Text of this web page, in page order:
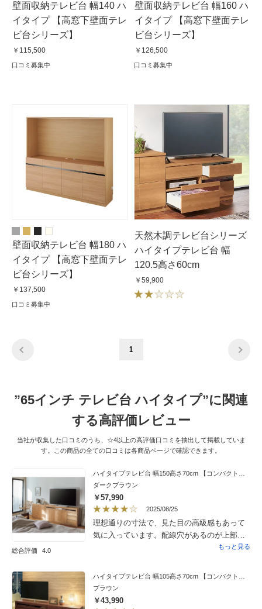
壁面収納テレビ台 幅140 ハ
イタイプ 【高窓下壁面テレ
ビ台シリーズ】
￥115,500
口コミ募集中
壁面収納テレビ台 幅160 ハ
イタイプ 【高窓下壁面テレ
ビ台シリーズ】
￥126,500
口コミ募集中
壁面収納テレビ台 幅180 ハ
イタイプ 【高窓下壁面テレ
ビ台シリーズ】
￥137,500
口コミ募集中
天然木調テレビ台シリーズ
ハイタイプテレビ台 幅
120.5高さ60cm
￥59,900
1
”65インチ テレビ台 ハイタイプ”に関連
する高評価レビュー
当社が収集した口コミのうち、☆4以上の高評価口コミを抽出して掲載していま
す。この商品の全ての口コミは各商品ページで確認できます。
総合評価 4.0
ダークブラウン
￥57,990
2025/08/25
理想通りの寸法で、見た目の高級感もあって
気に入っています。配線穴があるのが上部だ
けなのと、ドアがパシャン！と開いてしまう
しい。
もっと見る
ブラウン
￥43,990